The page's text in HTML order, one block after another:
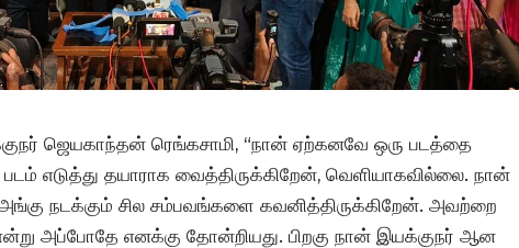
ஜெயகாந்தன் ரெங்கசாமி, “நான் ஏற்கனவே ஒரு படத்தை
எடுத்து தயாராக வைத்திருக்கிறேன், வெளியாகவில்லை. நான்
அங்கு நடக்கும் சில சம்பவங்களை கவனித்திருக்கிறேன். அவற்றை
அப்போதே எனக்கு தோன்றியது. பிறகு நான் இயக்குநர் ஆன